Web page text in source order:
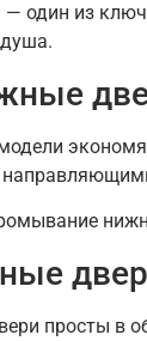
один из
просты в